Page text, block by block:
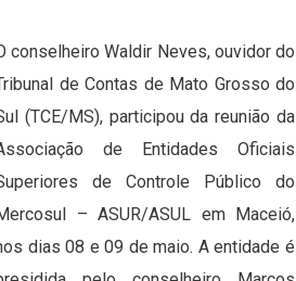
conselheiro Waldir Neves, ouvidor do
de Contas de Mato Grosso do
(TCE/MS), participou da reunião da
de Entidades Oficiais
de Controle Público do
– ASUR/ASUL em Maceió,
dias 08 e 09 de maio. A entidade é